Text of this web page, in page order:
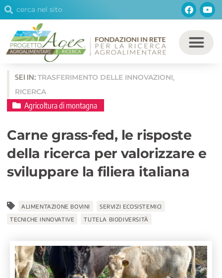
VaiCerca Cerca
SEI IN: TRASFERIMENTO DELLE INNOVAZIONI
RICERCA
Agricoltura di montagna
Carne grass-fed, le risposte
della ricerca per valorizzare e
sviluppare la filiera italiana
ALIMENTAZIONE BOVINI
SERVIZI ECOSISTEMICI
TECNICHE INNOVATIVE
TUTELA BIODIVERSITÀ